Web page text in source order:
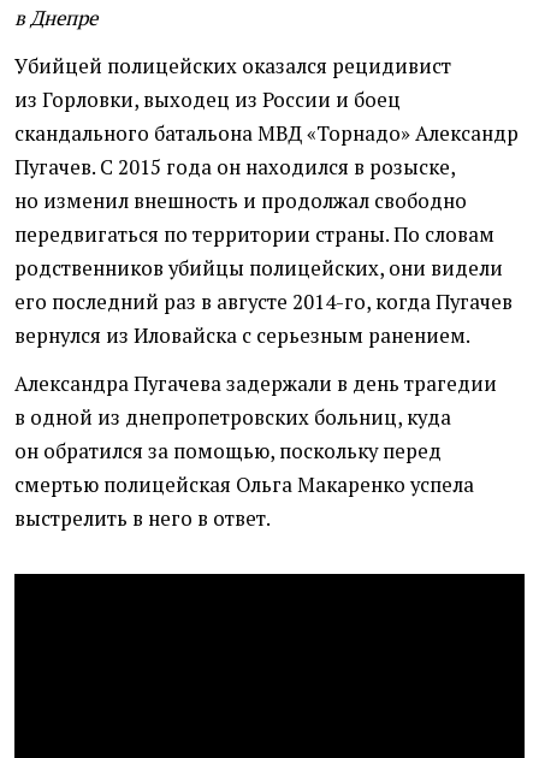
в Днепре
Убийцей полицейских оказался рецидивист
из Горловки, выходец из России и боец
скандального батальона МВД«Торнадо» Александр
Пугачев. С 2015 года он находился в розыске,
но изменил внешность и продолжал свободно
передвигаться по территории страны. По словам
родственников убийцы полицейских, они видели
его последний раз в августе 2014-го, когда Пугачев
вернулся из Иловайска с серьезным ранением.
Александра Пугачева задержали в день трагедии
в одной из днепропетровских больниц, куда
он обратился за помощью, поскольку перед
смертью полицейская Ольга Макаренко успела
выстрелить в него в ответ.